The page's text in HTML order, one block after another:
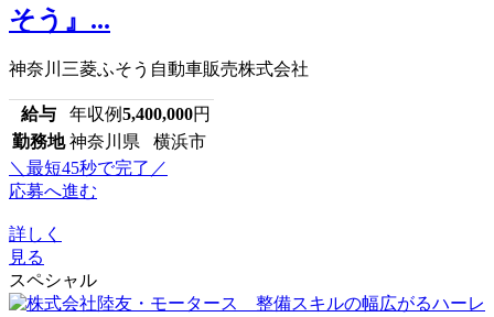
そう』...
神奈川三菱ふそう自動車販売株式会社
給与 年収例5,400,000円
勤務地 神奈川県 横浜市
＼最短45秒で完了／
応募へ進む
詳しく
見る
スペシャル